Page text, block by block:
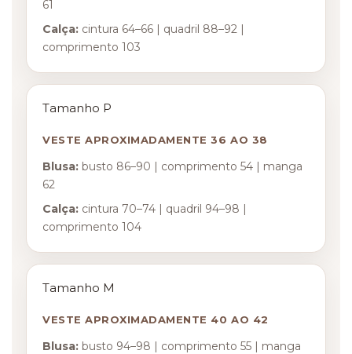
61
Calça: cintura 64–66 | quadril 88–92 |
comprimento 103
Tamanho P
VESTE APROXIMADAMENTE 36 AO 38
Blusa: busto 86–90 | comprimento 54 | manga
62
Calça: cintura 70–74 | quadril 94–98 |
comprimento 104
Tamanho M
VESTE APROXIMADAMENTE 40 AO 42
Blusa: busto 94–98 | comprimento 55 | manga